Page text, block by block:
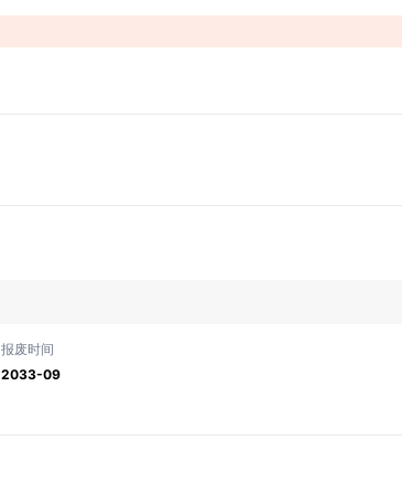
报废时间
2033-09